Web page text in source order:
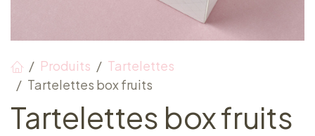
Produits
Tartelettes
Tartelettes box fruits
Tartelettes box fruits